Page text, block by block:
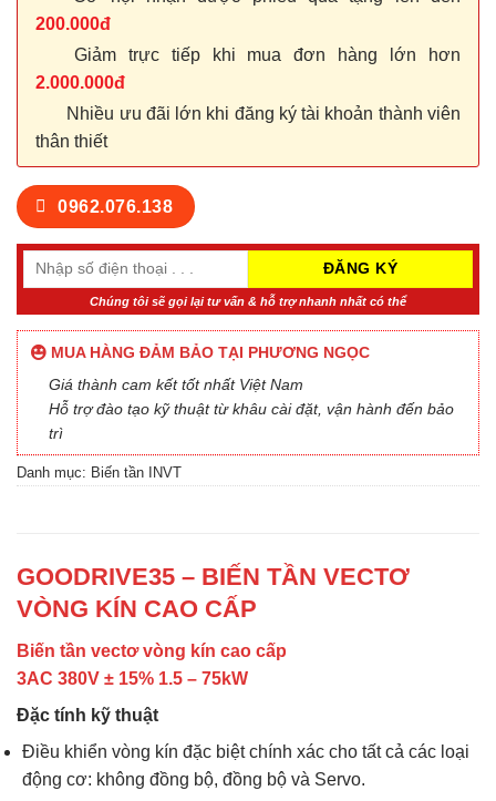
200.000đ
Giảm trực tiếp khi mua đơn hàng lớn hơn
2.000.000đ
Nhiều ưu đãi lớn khi đăng ký tài khoản thành viên
thân thiết
0962.076.138
Chúng tôi sẽ gọi lại tư vấn & hỗ trợ nhanh nhất có thể
MUA HÀNG ĐẢM BẢO TẠI PHƯƠNG NGỌC
Giá thành cam kết tốt nhất Việt Nam
Hỗ trợ đào tạo kỹ thuật từ khâu cài đặt, vận hành đến bảo
trì
Danh mục: Biến tần INVT
GOODRIVE35 – BIẾN TẦN VECTƠ
VÒNG KÍN CAO CẤP
Biến tần vectơ vòng kín cao cấp
3AC 380V ± 15% 1.5 – 75kW
Đặc tính kỹ thuật
Điều khiển vòng kín đặc biệt chính xác cho tất cả các loại
động cơ: không đồng bộ, đồng bộ và Servo.